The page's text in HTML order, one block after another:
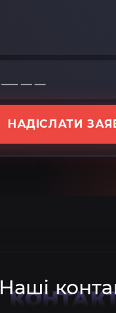
НАДІСЛАТИ
Наші